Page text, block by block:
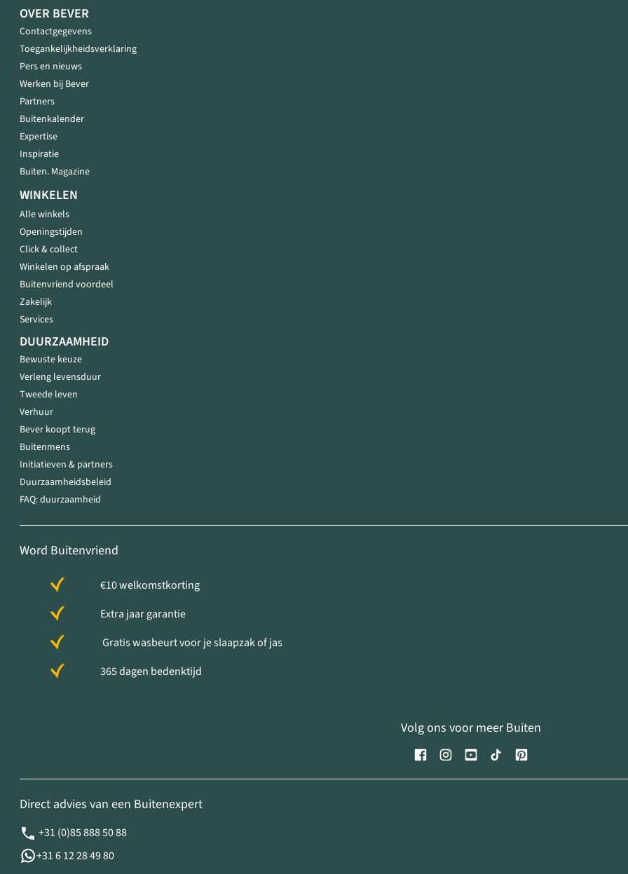
OVER BEVER
Contactgegevens
Toegankelijkheidsverklaring
Pers en nieuws
Werken bij Bever
Partners
Buitenkalender
Expertise
Inspiratie
Buiten. Magazine
WINKELEN
Alle winkels
Openingstijden
Click & collect
Winkelen op afspraak
Buitenvriend voordeel
Zakelijk
Services
DUURZAAMHEID
Bewuste keuze
Verleng levensduur
Tweede leven
Verhuur
Bever koopt terug
Buitenmens
Initiatieven & partners
Duurzaamheidsbeleid
FAQ: duurzaamheid
Word Buitenvriend
€10 welkomstkorting
Extra jaar garantie
Gratis wasbeurt voor je slaapzak of jas
365 dagen bedenktijd
Volg ons voor meer Buiten
Direct advies van een Buitenexpert
+31 (0)85 888 50 88
+31 6 12 28 49 80